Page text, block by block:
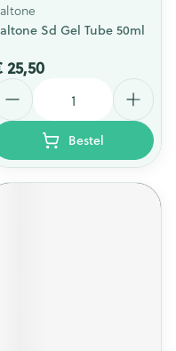
Sd Gel Tube 50ml
25,50
Aantal
Bestel